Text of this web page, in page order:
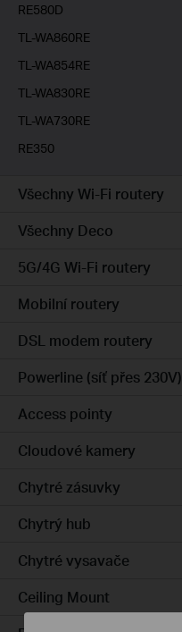
RE580D
TL-WA860RE
TL-WA854RE
TL-WA830RE
TL-WA730RE
RE350
Všechny Wi-Fi routery
Všechny Deco
5G/4G Wi-Fi routery
Mobilní routery
DSL modem routery
Powerline (síť přes 230V)
Access pointy
Cloudové kamery
Chytré zásuvky
Chytrý hub
Chytré vysavače
Ceiling Mount